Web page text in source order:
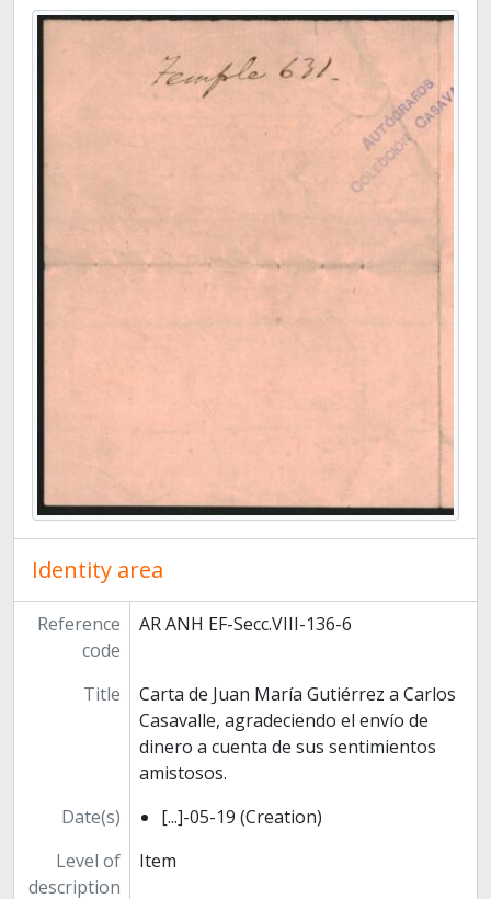
Identity area
Reference
code
AR ANH EF-Secc.VIII-136-6
Title
Carta de Juan María Gutiérrez a Carlos
Casavalle, agradeciendo el envío de
dinero a cuenta de sus senti­mientos
amistosos.
Date(s)
[...]-05-19 (Creation)
Level of
description
Item